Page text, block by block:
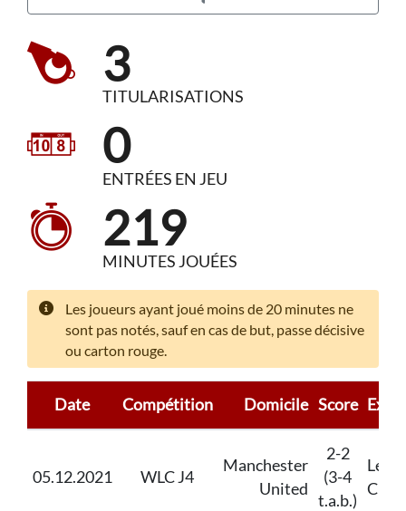
3
TITULARISATIONS
0
ENTRÉES EN JEU
219
MINUTES JOUÉES
Les joueurs ayant joué moins de 20 minutes ne
sont pas notés, sauf en cas de but, passe décisive
ou carton rouge.
Date Compétition Domicile Score
05.12.2021 WLC J4
Manchester
United
2-2
(3-4
t.a.b.)
City